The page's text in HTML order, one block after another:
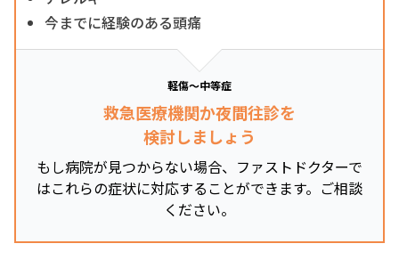
今までに経験のある頭痛
軽傷～中等症
救急医療機関か夜間往診を
検討しましょう
もし病院が見つからない場合、ファストドクターで
はこれらの症状に対応することができます。ご相談
ください。